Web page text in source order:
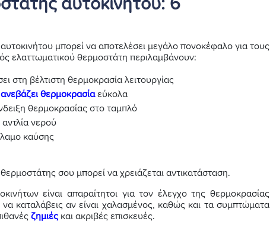
αυτοκινήτου: 6
μπορεί να αποτελέσει μεγάλο πονοκέφαλο για τους
ελαττωματικού θερμοστάτη περιλαμβάνουν:
στη βέλτιστη θερμοκρασία λειτουργίας
ανεβάζει θερμοκρασίαεύκολα
θερμοκρασίας στο ταμπλό
νερού
καύσης
σου μπορεί να χρειάζεται αντικατάσταση.
είναι απαραίτητοι για τον έλεγχο της θερμοκρασίας
καταλάβεις αν είναι χαλασμένος, καθώς και τα συμπτώματα
ζημιές και ακριβές επισκευές.